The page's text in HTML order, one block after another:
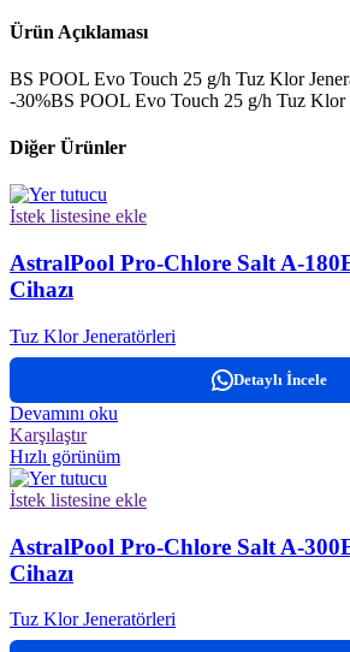
Ürün Açıklaması
BS POOL Evo Touch 25 g/h Tuz Klor
-30%BS POOL Evo Touch 25 g/h Tuz Klor
Diğer Ürünler
İstek listesine ekle
AstralPool Pro-Chlore Salt A-
Cihazı
Tuz Klor Jeneratörleri
Detaylı İncele
Devamını oku
Karşılaştır
Hızlı görünüm
İstek listesine ekle
AstralPool Pro-Chlore Salt A-
Cihazı
Tuz Klor Jeneratörleri